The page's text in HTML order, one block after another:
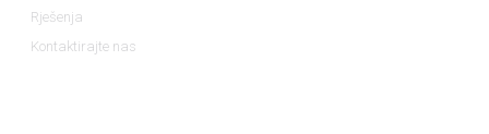
Rješenja
Kontaktirajte nas